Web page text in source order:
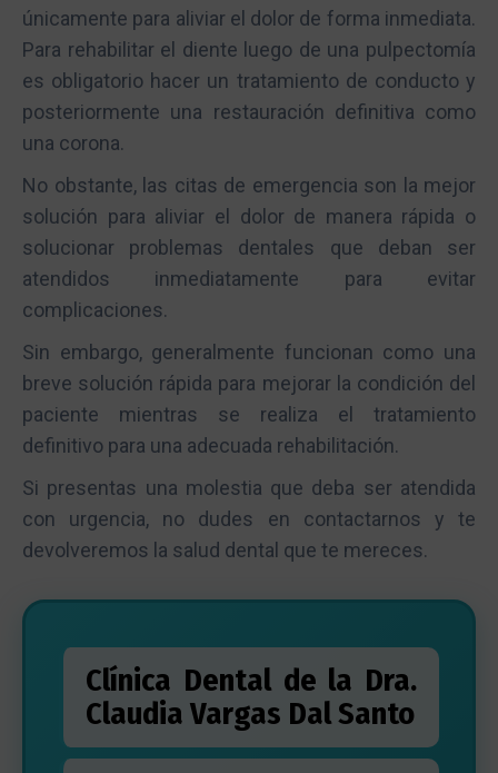
únicamente para aliviar el dolor de forma inmediata.
Para rehabilitar el diente luego de una pulpectomía
es obligatorio hacer un tratamiento de conducto y
posteriormente una restauración definitiva como
una corona.
No obstante, las citas de emergencia son la mejor
solución para aliviar el dolor de manera rápida o
solucionar problemas dentales que deban ser
atendidos inmediatamente para evitar
complicaciones.
Sin embargo, generalmente funcionan como una
breve solución rápida para mejorar la condición del
paciente mientras se realiza el tratamiento
definitivo para una adecuada rehabilitación.
Si presentas una molestia que deba ser atendida
con urgencia, no dudes en contactarnos y te
devolveremos la salud dental que te mereces.
Clínica Dental de la Dra.
Claudia Vargas Dal Santo